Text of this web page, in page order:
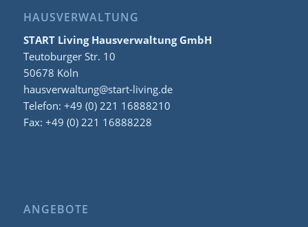
HAUSVERWALTUNG
START Living Hausverwaltung GmbH
Teutoburger Str. 10
50678 Köln
hausverwaltung@start-living.de
Telefon: +49 (0) 221 16888210
Fax: +49 (0) 221 16888228
ANGEBOTE